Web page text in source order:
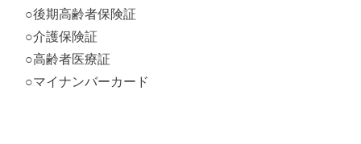
○後期高齢者保険証
○介護保険証
○高齢者医療証
○マイナンバーカード